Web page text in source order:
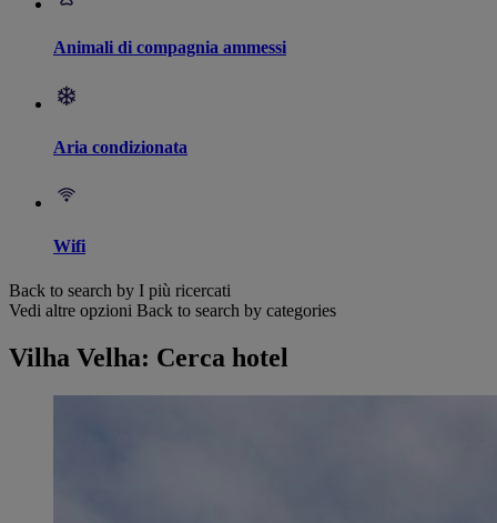
Animali di compagnia ammessi
Aria condizionata
Wifi
Back to search by I più ricercati
Vedi altre opzioni Back to search by categories
Vilha Velha: Cerca hotel